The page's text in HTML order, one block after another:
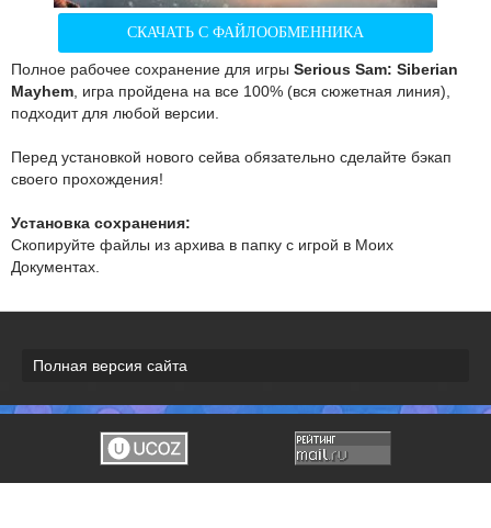
СКАЧАТЬ С ФАЙЛООБМЕННИКА
Полное рабочее сохранение для игры Serious Sam: Siberian
Mayhem , игра пройдена на все 100% (вся сюжетная линия),
подходит для любой версии.
Перед установкой нового сейва обязательно сделайте бэкап
своего прохождения!
Установка сохранения:
Скопируйте файлы из архива в папку с игрой в Моих
Документах.
Полная версия сайта